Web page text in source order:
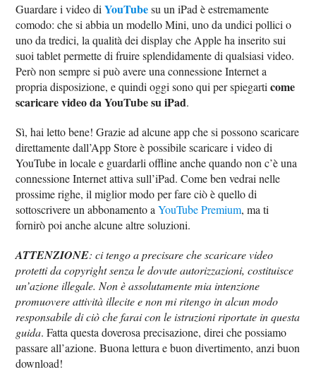
Guardare i video diYouTubesu un iPad è estremamente
comodo: che si abbia un modello Mini, uno da undici pollici o
uno da tredici, la qualità dei display che Apple ha inserito sui
suoi tablet permette di fruire splendidamente di qualsiasi video.
Però non sempre si può avere una connessione Internet a
propria disposizione, e quindi oggi sono qui per spiegarticome
scaricare video da YouTube su iPad.
Sì, hai letto bene! Grazie ad alcune app che si possono scaricare
direttamente dall’App Store è possibile scaricare i video di
YouTube in locale e guardarli offline anche quando non c’è una
connessione Internet attiva sull’iPad. Come ben vedrai nelle
prossime righe, il miglior modo per fare ciò è quello di
sottoscrivere un abbonamento aYouTube Premium, ma ti
fornirò poi anche alcune altre soluzioni.
ATTENZIONE: ci tengo a precisare che scaricare video
protetti da copyright senza le dovute autorizzazioni, costituisce
un’azione illegale. Non è assolutamente mia intenzione
promuovere attività illecite e non mi ritengo in alcun modo
responsabile di ciò che farai con le istruzioni riportate in questa
guida. Fatta questa doverosa precisazione, direi che possiamo
passare all’azione. Buona lettura e buon divertimento, anzi buon
download!